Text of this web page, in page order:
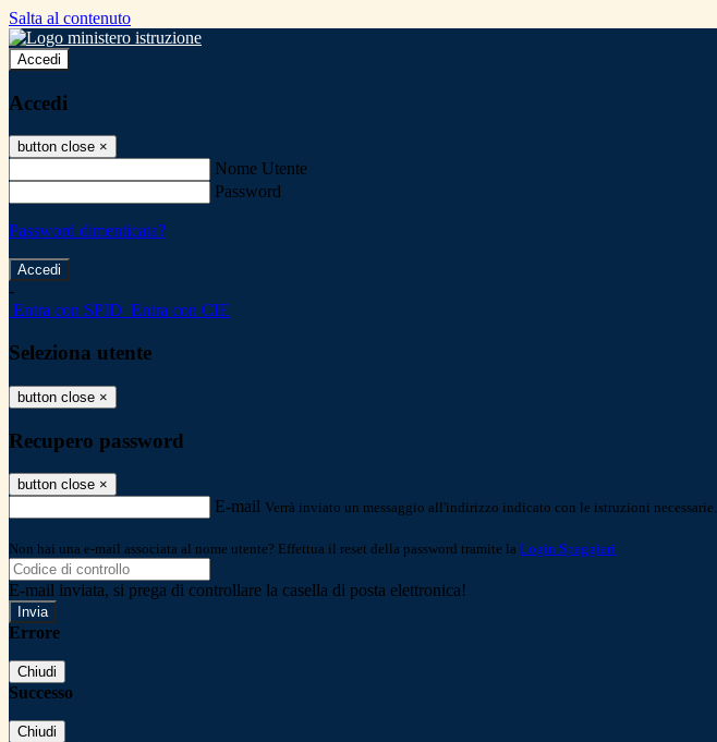
Salta al contenuto
Accedi
Accedi
button close ×
Nome Utente
Password
Password dimenticata?
-
Entra con SPID Entra con CIE
Seleziona utente
button close ×
Recupero password
button close ×
E-mail Verrà inviato un messaggio all'indirizzo indicato con le istruzioni necessarie.
Non hai una e-mail associata al nome utente? Effettua il reset della password tramite la Login Spaggiari
E-mail inviata, si prega di controllare la casella di posta elettronica!
Errore
Chiudi
Successo
Chiudi